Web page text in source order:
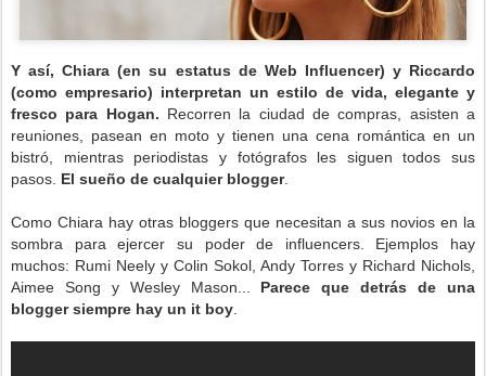
Y así, Chiara (en su estatus de Web Influencer) y Riccardo
(como empresario) interpretan un estilo de vida, elegante y
fresco para Hogan. Recorren la ciudad de compras, asisten a
reuniones, pasean en moto y tienen una cena romántica en un
bistró, mientras periodistas y fotógrafos les siguen todos sus
pasos. El sueño de cualquier blogger.
Como Chiara hay otras bloggers que necesitan a sus novios en la
sombra para ejercer su poder de influencers. Ejemplos hay
muchos: Rumi Neely y Colin Sokol, Andy Torres y Richard Nichols,
Aimee Song y Wesley Mason...
Parece que detrás de una
blogger siempre hay un it boy